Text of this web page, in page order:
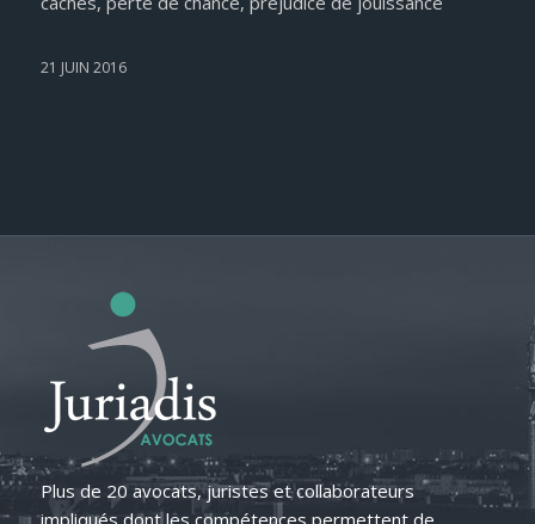
21 JUIN 2016
Plus de 20 avocats, juristes et collaborateurs
impliqués dont les compétences permettent de